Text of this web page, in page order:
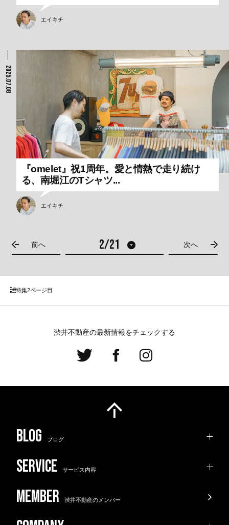
エイキチ
2025.07.08
『omelet』祝1周年。愛と情熱で走り続け
る、南堀江のTシャツ...
エイキチ
前へ 次へ
特集2ページ目
渋井不動産の最新情報をチェックする
ブログ
サービス内容
渋井不動産のメンバー